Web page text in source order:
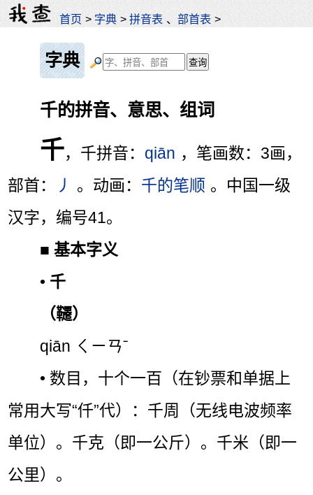
首页 > 字典 >拼音表 、部首表 >
字典
千的拼音、意思、组词
千，千拼音： qiān ，笔画数：3画，
部首：
丿 。动画： 千的笔顺 。中国一级
汉字，编号41。
■基本字义
• 千
（韆）
qiān ㄑㄧㄢˉ
• 数目，十个一百（在钞票和单据上
常用大写“仟”代）：千周（无线电波频率
单位）。千克（即一公斤）。千米（即一
公里）。